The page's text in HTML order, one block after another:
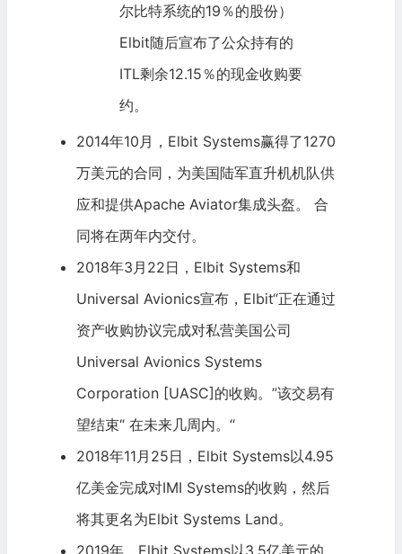
尔比特系统的19％的股份）
Elbit随后宣布了公众持有的
ITL剩余12.15％的现金收购要
约。
2014年10月，Elbit Systems赢得了1270
万美元的合同，为美国陆军直升机机队供
应和提供Apache Aviator集成头盔。 合
同将在两年内交付。
2018年3月22日，Elbit Systems和
Universal Avionics宣布，Elbit“正在通过
资产收购协议完成对私营美国公司
Universal Avionics Systems
Corporation [UASC]的收购。”该交易有
望结束“ 在未来几周内。“
2018年11月25日，Elbit Systems以4.95
亿美金完成对IMI Systems的收购，然后
将其更名为Elbit Systems Land。
2019年，Elbit Systems以3.5亿美元的